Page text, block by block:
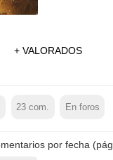
+ VALORADOS
23 com. En foros
por fecha